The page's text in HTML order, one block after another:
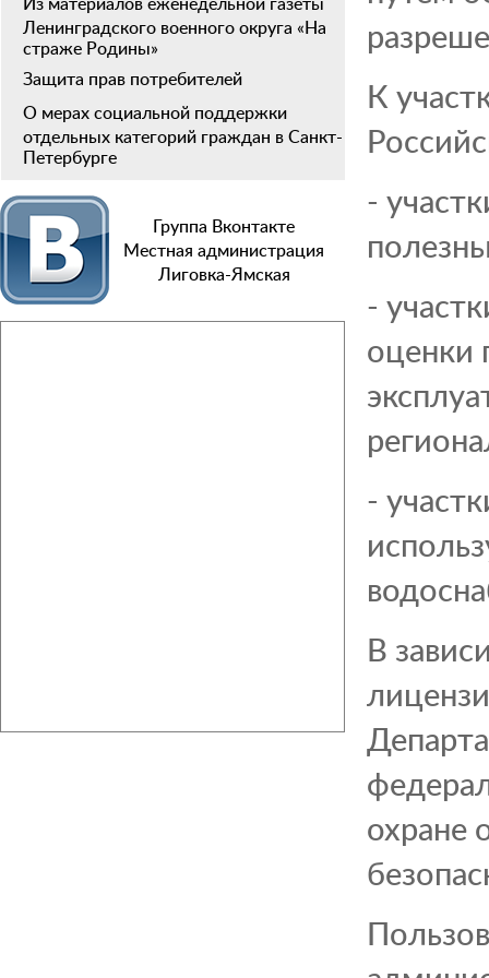
Ленинградского военного округа «На
страже Родины»
Защита прав потребителей
О мерах социальной поддержки
отдельных категорий граждан в Санкт-
Петербурге
Группа Вконтакте
Местная администрация
Лиговка-Ямская
К
-
-
оценки
-
В
охране